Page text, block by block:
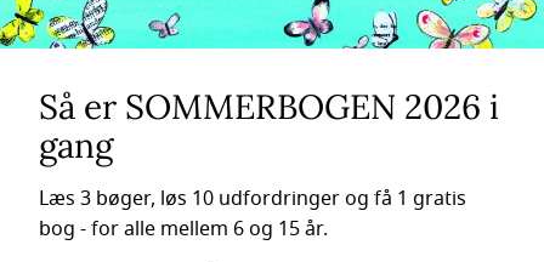
Så er SOMMERBOGEN 2026 i
gang
Læs 3 bøger, løs 10 udfordringer og få 1 gratis
bog - for alle mellem 6 og 15 år.